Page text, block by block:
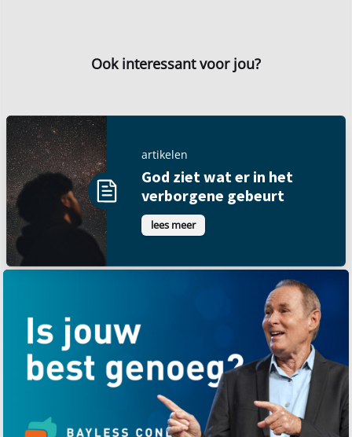
Ook interessant voor jou?
artikelen
God ziet wat er in het
verborgene gebeurt
lees meer